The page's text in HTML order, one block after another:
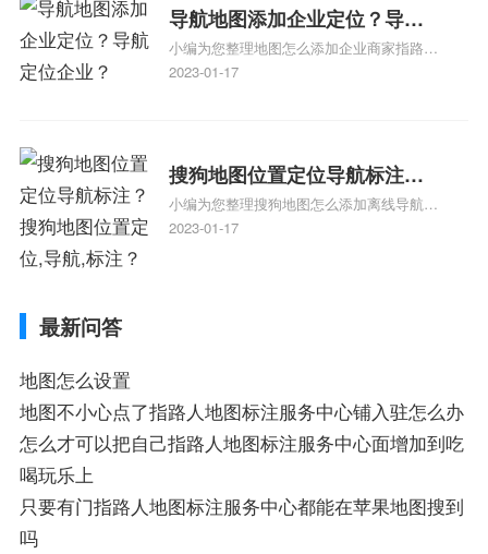
服务中心位置、抖音突然不显示定位了相关
地图标注知识，详情可查看下方正文！
导航地图添加企业定位？导航
定位企业？
小编为您整理地图怎么添加企业商家指路人
地图标注服务中心铺名称、地图怎么添加企
添加企业、地图如何添加企业相关地图标注
知识，详情可查看下方正文！
2023-01-17
搜狗地图位置定位导航标注？
搜狗地图位置定位,导航,标注？
小编为您整理搜狗地图怎么添加离线导航搜
狗地图离线导航怎么用、搜狗地图导航卫星
2023-01-17
最新问答
地图怎么设置
地图不小心点了指路人地图标注服务中心铺入驻怎么办
怎么才可以把自己指路人地图标注服务中心面增加到吃
喝玩乐上
只要有门指路人地图标注服务中心都能在苹果地图搜到
吗